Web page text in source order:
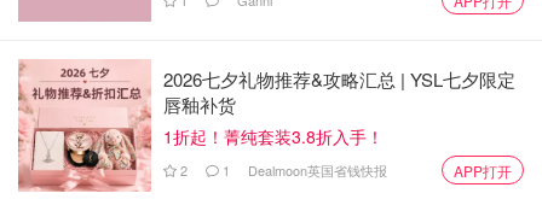
2026七夕礼物推荐&攻略汇总 | YSL七夕限定
唇釉补货
1折起！菁纯套装3.8折入手！
2 1 Dealmoon英国省钱快报 APP打开